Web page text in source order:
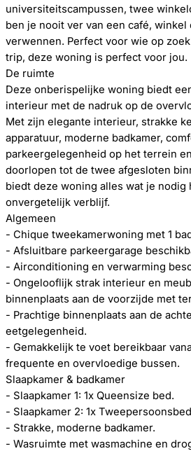
universiteitscampussen, twee
ben je nooit ver van een café, winkel
verwennen. Perfect voor wie op
trip, deze woning is perfect voor jou.
De ruimte
Deze onberispelijke woning biedt
interieur met de nadruk op de
Met zijn elegante interieur, strakke
apparatuur, moderne badkamer,
parkeergelegenheid op het terrein
doorlopen tot de twee afgesloten
biedt deze woning alles wat je nodig
onvergetelijk verblijf.
Algemeen
- Chique tweekamerwoning met 1
- Afsluitbare parkeergarage
- Airconditioning en verwarming
- Ongelooflijk strak interieur en
binnenplaats aan de voorzijde met
- Prachtige binnenplaats aan de
eetgelegenheid.
- Gemakkelijk te voet bereikbaar
frequente en overvloedige bussen.
Slaapkamer & badkamer
- Slaapkamer 1: 1x Queensize bed.
- Slaapkamer 2: 1x
- Strakke, moderne badkamer.
- Wasruimte met wasmachine en